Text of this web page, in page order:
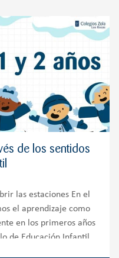
de los sentidos
las estaciones En el
el aprendizaje como
en los primeros años
de Educación Infantil,